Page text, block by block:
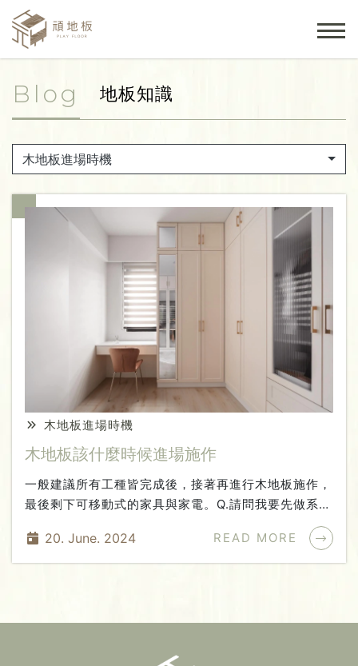
Blog 地板知識
木地板進場時機
木地板進場時機
木地板該什麼時候進場施作
一般建議所有工種皆完成後，接著再進行木地板施作，
最後剩下可移動式的家具與家電。Q.請問我要先做系統
櫃還是先做木地板呢?A.若是同時期規劃設計，會建議
系統櫃先施作，再鋪木地板。因為後續若有部分木地板
需要維修，且維修部分剛好在系統櫃放置附近的區塊，
20. June. 2024 READ MORE